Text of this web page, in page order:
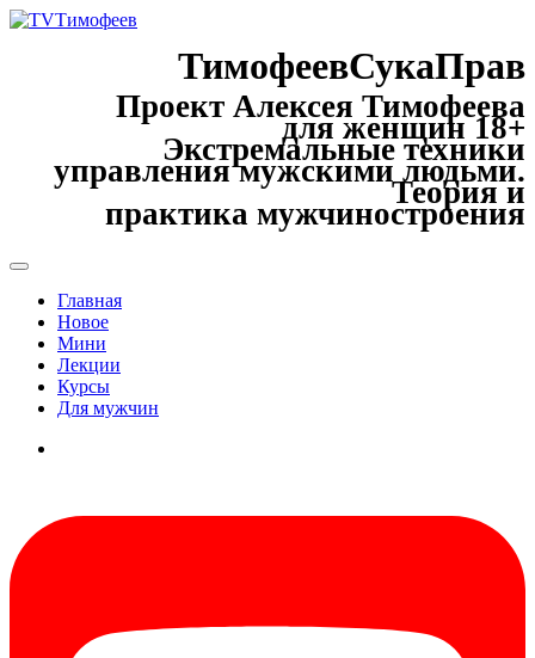
ТимофеевСукаПрав
Проект Алексея Тимофеева
для женщин 18+
Экстремальные техники
управления мужскими людьми.
Теория и
практика мужчиностроения
Главная
Новое
Мини
Лекции
Курсы
Для мужчин